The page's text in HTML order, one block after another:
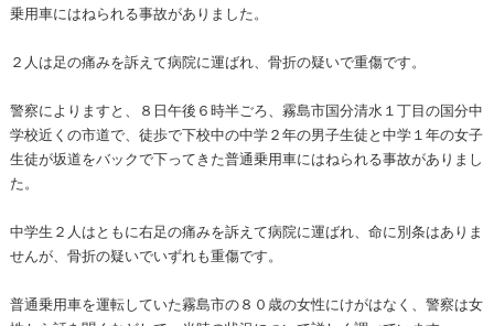
乗用車にはねられる事故がありました。
２人は足の痛みを訴えて病院に運ばれ、骨折の疑いで重傷です。
警察によりますと、８日午後６時半ごろ、霧島市国分清水１丁目の国分中
学校近くの市道で、徒歩で下校中の中学２年の男子生徒と中学１年の女子
生徒が坂道をバックで下ってきた普通乗用車にはねられる事故がありまし
た。
中学生２人はともに右足の痛みを訴えて病院に運ばれ、命に別条はありま
せんが、骨折の疑いでいずれも重傷です。
普通乗用車を運転していた霧島市の８０歳の女性にけがはなく、警察は女